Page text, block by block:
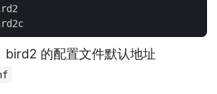
的配置文件默认地址